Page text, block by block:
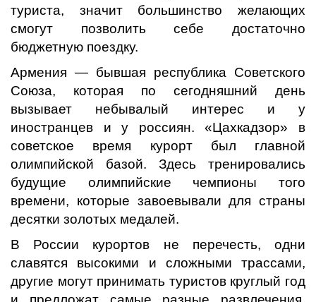
туриста, значит большинство желающих
смогут позволить себе достаточно
бюджетную поездку.
Армения — бывшая республика Советского
Союза, которая по сегодняшний день
вызывает небывалый интерес и у
иностранцев и у россиян. «Цахкадзор» в
советское время курорт был главной
олимпийской базой. Здесь тренировались
будущие олимпийские чемпионы того
времени, которые завоевывали для страны
десятки золотых медалей.
В России курортов не перечесть, одни
славятся высокими и сложными трассами,
другие могут принимать туристов круглый год